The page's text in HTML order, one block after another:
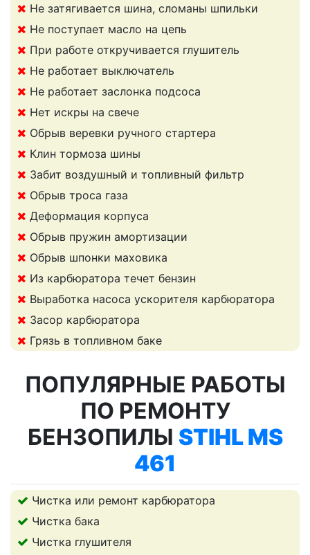
Не затягивается шина, сломаны шпильки
Не поступает масло на цепь
При работе откручивается глушитель
Не работает выключатель
Не работает заслонка подсоса
Нет искры на свече
Обрыв веревки ручного стартера
Клин тормоза шины
Забит воздушный и топливный фильтр
Обрыв троса газа
Деформация корпуса
Обрыв пружин амортизации
Обрыв шпонки маховика
Из карбюратора течет бензин
Выработка насоса ускорителя карбюратора
Засор карбюратора
Грязь в топливном баке
ПОПУЛЯРНЫЕ РАБОТЫ
ПО РЕМОНТУ
БЕНЗОПИЛЫ STIHL MS
461
Чистка или ремонт карбюратора
Чистка бака
Чистка глушителя